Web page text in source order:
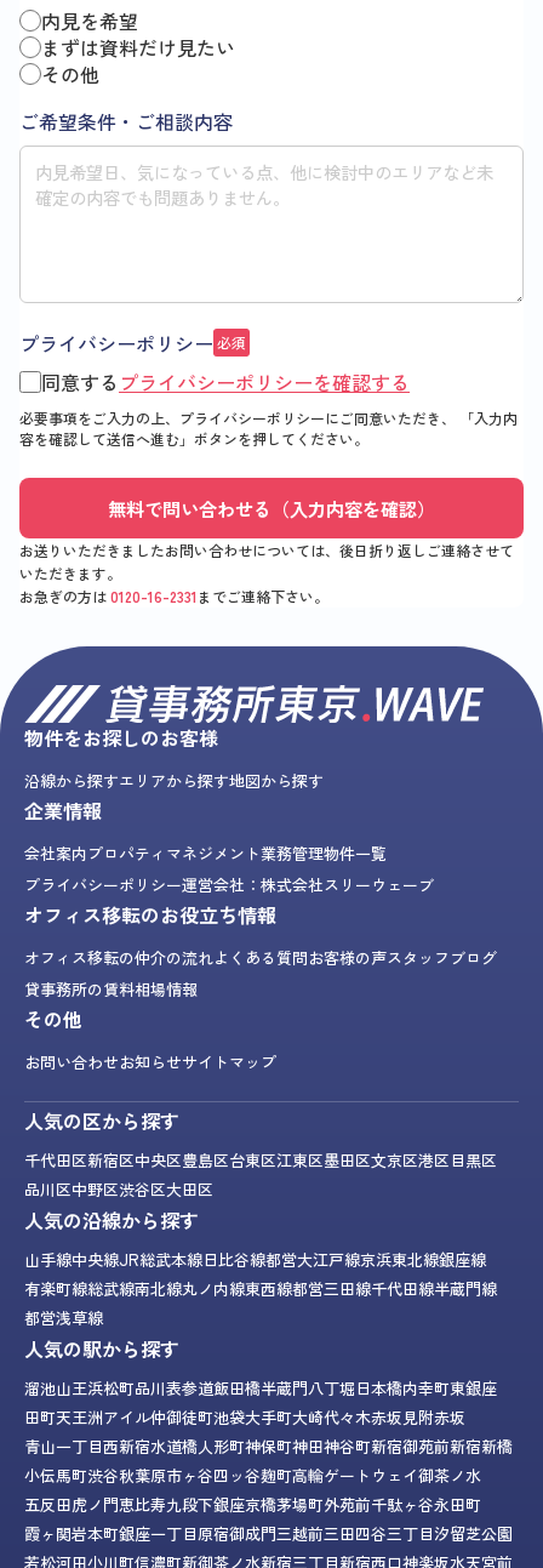
内見を希望
まずは資料だけ見たい
その他
ご希望条件・ご相談内容
プライバシーポリシー 必須
同意する プライバシーポリシーを確認する
必要事項をご入力の上、プライバシーポリシーにご同意いただき、
「入力内
容を確認して送信へ進む」 ボタンを押してください。
無料で問い合わせる（入力内容を確認）
お送りいただきましたお問い合わせについては、後日折り返しご連絡させて
いただきます。
お急ぎの方は0120-16-2331 までご連絡下さい。
物件をお探しのお客様
沿線から探すエリアから探す地図から探す
企業情報
会社案内プロパティマネジメント業務管理物件一覧
プライバシーポリシー運営会社：株式会社スリーウェーブ
オフィス移転のお役立ち情報
オフィス移転の仲介の流れよくある質問お客様の声スタッフブログ
貸事務所の賃料相場情報
その他
お問い合わせお知らせサイトマップ
人気の区から探す
千代田区新宿区中央区豊島区台東区江東区墨田区文京区港区目黒区
品川区中野区渋谷区大田区
人気の沿線から探す
山手線中央線JR総武本線日比谷線都営大江戸線京浜東北線銀座線
有楽町線総武線南北線丸ノ内線東西線都営三田線千代田線半蔵門線
都営浅草線
人気の駅から探す
溜池山王浜松町品川表参道飯田橋半蔵門八丁堀日本橋内幸町東銀座
田町天王洲アイル仲御徒町池袋大手町大崎代々木赤坂見附赤坂
青山一丁目西新宿水道橋人形町神保町神田神谷町新宿御苑前新宿新橋
小伝馬町渋谷秋葉原市ヶ谷四ッ谷麹町高輪ゲートウェイ御茶ノ水
五反田虎ノ門恵比寿九段下銀座京橋茅場町外苑前千駄ヶ谷永田町
霞ヶ関岩本町銀座一丁目原宿御成門三越前三田四谷三丁目汐留芝公園
若松河田小川町信濃町新御茶ノ水新宿三丁目新宿西口神楽坂水天宮前